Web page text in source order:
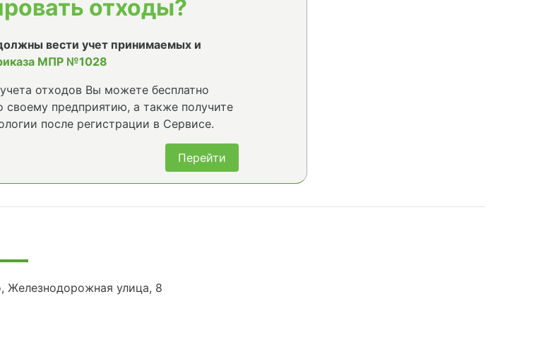
отходы?
вести учет принимаемых и
МПР №1028
отходов Вы можете бесплатно
предприятию, а также получите
после регистрации в Сервисе.
Перейти
Железнодорожная улица, 8